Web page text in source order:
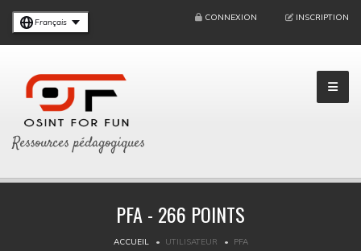
Français CONNEXION INSCRIPTION
Ressources pédagogiques
PFA - 266 POINTS
ACCUEIL UTILISATEUR PFA